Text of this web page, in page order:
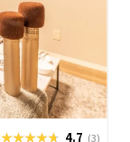
★★★★★
★★★★★ 4.7 (3)